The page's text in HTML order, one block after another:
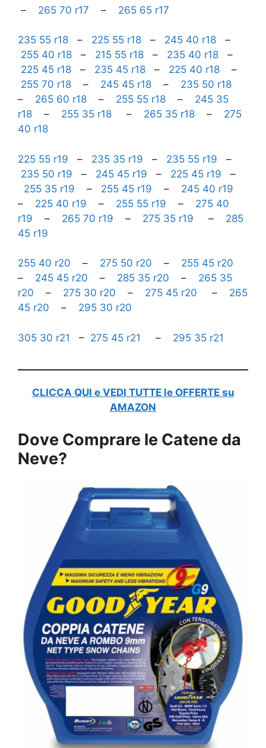
– 265 70 r17 – 265 65 r17
235 55 r18 – 225 55 r18 – 245 40 r18 –
255 40 r18 – 215 55 r18 – 235 40 r18 –
225 45 r18 – 235 45 r18 – 225 40 r18 –
255 70 r18 – 245 45 r18 – 235 50 r18
– 265 60 r18 – 255 55 r18 – 245 35
r18 – 255 35 r18 – 265 35 r18 – 275
40 r18
225 55 r19 – 235 35 r19 – 235 55 r19 –
235 50 r19 – 245 45 r19 – 225 45 r19 –
255 35 r19 – 255 45 r19 – 245 40 r19
– 225 40 r19 – 255 55 r19 – 275 40
r19 – 265 70 r19 – 275 35 r19 – 285
45 r19
255 40 r20 – 275 50 r20 – 255 45 r20
– 245 45 r20 – 285 35 r20 – 265 35
r20 – 275 30 r20 – 275 45 r20 – 265
45 r20 – 295 30 r20
305 30 r21 – 275 45 r21 – 295 35 r21
CLICCA QUI e VEDI TUTTE le OFFERTE su
AMAZON
Dove Comprare le Catene da
Neve?